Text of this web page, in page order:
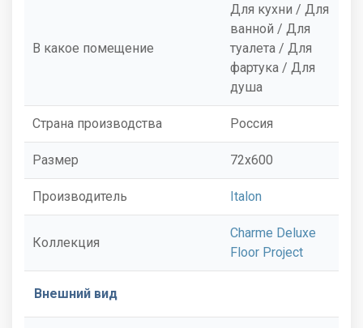
В какое помещение
Для кухни / Для
ванной / Для
туалета / Для
фартука / Для
душа
Страна производства Россия
Размер 72x600
Производитель Italon
Коллекция
Charme Deluxe
Floor Project
Внешний вид